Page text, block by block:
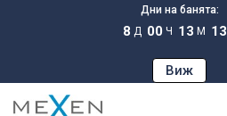
Дни на банята:
8 Д 00 Ч 13 М 12
Виж